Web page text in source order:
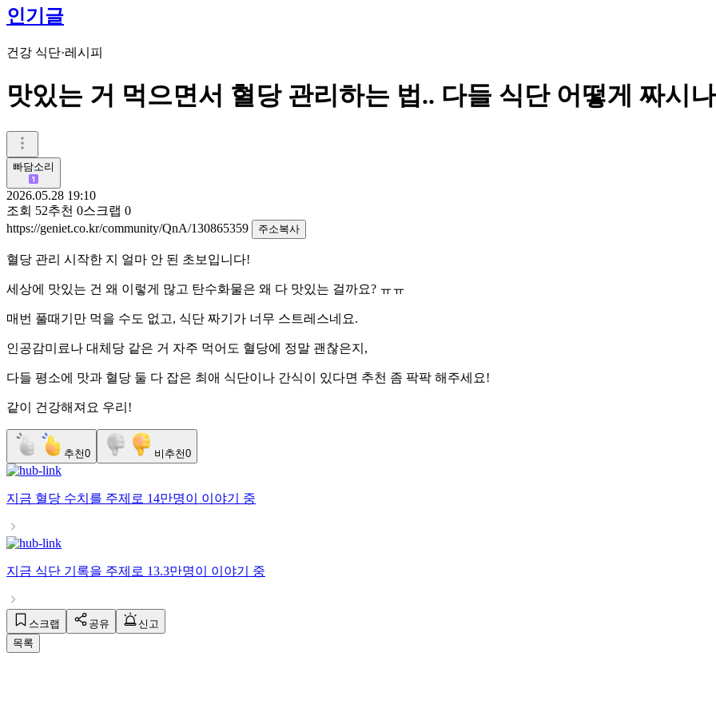
인기글
건강 식단·레시피
맛있는 거 먹으면서 혈당 관리하는 법.. 다들 식단 어떻게 짜시
빠담소리
2026.05.28 19:10
조회 52추천 0스크랩 0
https://geniet.co.kr/community/QnA/130865359
주소복사
혈당 관리 시작한 지 얼마 안 된 초보입니다!
세상에 맛있는 건 왜 이렇게 많고 탄수화물은 왜 다 맛있는 걸까요? ㅠㅠ
매번 풀때기만 먹을 수도 없고, 식단 짜기가 너무 스트레스네요.
인공감미료나 대체당 같은 거 자주 먹어도 혈당에 정말 괜찮은지,
다들 평소에 맛과 혈당 둘 다 잡은 최애 식단이나 간식이 있다면 추천 좀 팍팍 해주세요!
같이 건강해져요 우리!
추천0 비추천0
지금 혈당 수치 를 주제로 14만명이 이야기 중
지금 식단 기록을 주제로 13.3만명이 이야기 중
스크랩 공유
신고
목록